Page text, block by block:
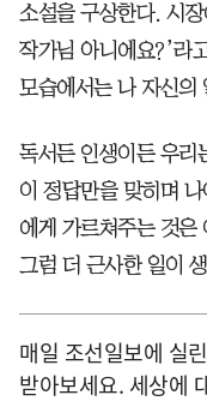
소설을 구상한다. 시
작가님 아니에요?’라
모습에서는 나 자신의
독서든 인생이든 우리
이 정답만을 맞히며
에게 가르쳐주는 것은
그럼 더 근사한 일이
매일 조선일보에 실
받아보세요. 세상에